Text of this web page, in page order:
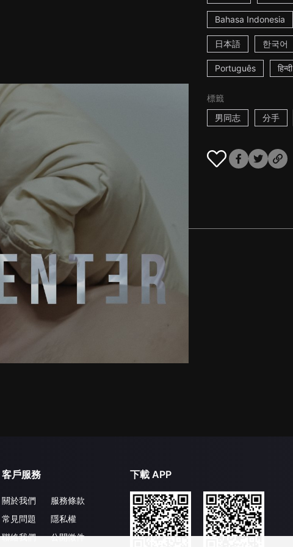
Bahasa Indonesia
日本語 한국어
Português हिन्दी
標籤
男同志
分手
客戶服務
關於我們
常見問題
聯絡我們
服務條款
隱私權
公開徵件
下載 APP